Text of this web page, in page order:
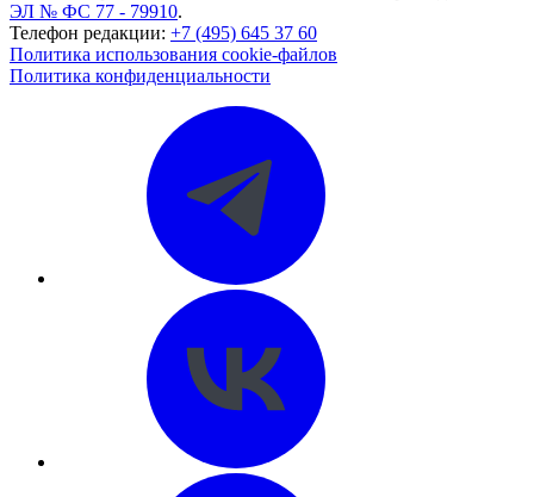
ЭЛ № ФС 77 - 79910.
Телефон редакции: +7 (495) 645 37 60
Политика использования cookie-файлов
Политика конфиденциальности